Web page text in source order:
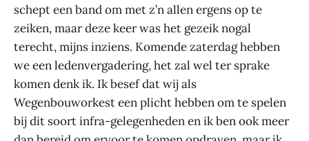
schept een band om met z’n allen ergens op te
zeiken, maar deze keer was het gezeik nogal
terecht, mijns inziens. Komende zaterdag hebben
we een ledenvergadering, het zal wel ter sprake
komen denk ik. Ik besef dat wij als
Wegenbouworkest een plicht hebben om te spelen
bij dit soort infra-gelegenheden en ik ben ook meer